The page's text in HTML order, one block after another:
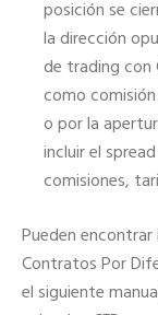
posición se
la dirección
de trading con
como
o por la
incluir el
comisiones,
Pueden
Contratos Por
el siguiente